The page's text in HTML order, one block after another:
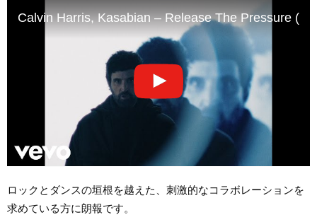
Calvin Harris, Kasabian – Release The Pressure
ロックとダンスの垣根を越えた、刺激的なコラボレーションを
求めている方に朗報です。